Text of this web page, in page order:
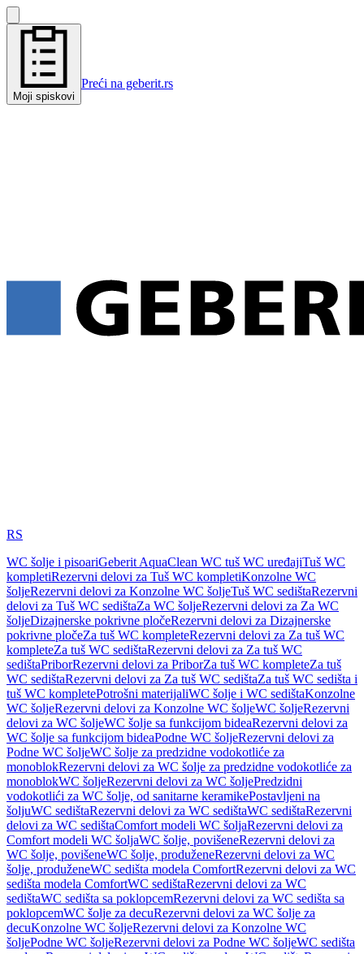
Moji spiskovi
Preći na geberit.rs
RS
WC šolje i pisoariGeberit AquaClean WC tuš WC uređajiTuš WC
kompletiRezervni delovi za Tuš WC kompletiKonzolne WC
šoljeRezervni delovi za Konzolne WC šoljeTuš WC sedištaRezervni
delovi za Tuš WC sedištaZa WC šoljeRezervni delovi za Za WC
šoljeDizajnerske pokrivne pločeRezervni delovi za Dizajnerske
pokrivne pločeZa tuš WC kompleteRezervni delovi za Za tuš WC
kompleteZa tuš WC sedištaRezervni delovi za Za tuš WC
sedištaPriborRezervni delovi za PriborZa tuš WC kompleteZa tuš
WC sedištaRezervni delovi za Za tuš WC sedištaZa tuš WC sedišta i
tuš WC kompletePotrošni materijaliWC šolje i WC sedištaKonzolne
WC šoljeRezervni delovi za Konzolne WC šoljeWC šoljeRezervni
delovi za WC šoljeWC šolje sa funkcijom bideaRezervni delovi za
WC šolje sa funkcijom bideaPodne WC šoljeRezervni delovi za
Podne WC šoljeWC šolje za predzidne vodokotliće za
monoblokRezervni delovi za WC šolje za predzidne vodokotliće za
monoblokWC šoljeRezervni delovi za WC šoljePredzidni
vodokotlići za WC šolje, od sanitarne keramikePostavljeni na
šoljuWC sedištaRezervni delovi za WC sedištaWC sedištaRezervni
delovi za WC sedištaComfort modeli WC šoljaRezervni delovi za
Comfort modeli WC šoljaWC šolje, povišeneRezervni delovi za
WC šolje, povišeneWC šolje, produženeRezervni delovi za WC
šolje, produženeWC sedišta modela ComfortRezervni delovi za WC
sedišta modela ComfortWC sedištaRezervni delovi za WC
sedištaWC sedišta sa poklopcemRezervni delovi za WC sedišta sa
poklopcemWC šolje za decuRezervni delovi za WC šolje za
decuKonzolne WC šoljeRezervni delovi za Konzolne WC
šoljePodne WC šoljeRezervni delovi za Podne WC šoljeWC sedišta